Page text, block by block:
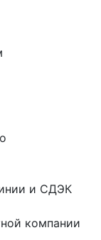
и СДЭК
компании